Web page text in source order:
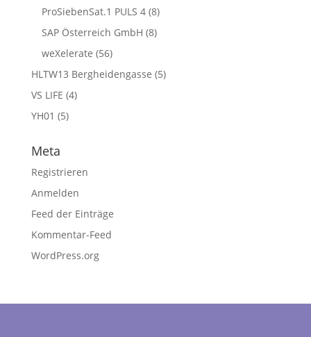
ProSiebenSat.1 PULS 4(8)
SAP Österreich GmbH (8)
weXelerate (56)
HLTW13 Bergheidengasse (5)
VS LIFE (4)
YH01 (5)
Meta
Registrieren
Anmelden
Feed der Einträge
Kommentar-Feed
WordPress.org